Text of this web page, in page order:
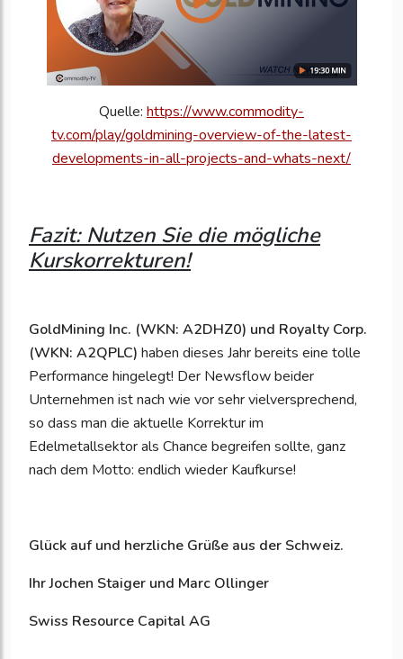
Quelle: https://www.commodity-
tv.com/play/goldmining-overview-of-the-latest-
developments-in-all-projects-and-whats-next/
Fazit: Nutzen Sie die mögliche
Kurskorrekturen!
GoldMining Inc. (WKN: A2DHZ0) und Royalty Corp.
(WKN: A2QPLC) haben dieses Jahr bereits eine tolle
Performance hingelegt! Der Newsflow beider
Unternehmen ist nach wie vor sehr vielversprechend,
so dass man die aktuelle Korrektur im
Edelmetallsektor als Chance begreifen sollte, ganz
nach dem Motto: endlich wieder Kaufkurse!
Glück auf und herzliche Grüße aus der Schweiz.
Ihr Jochen Staiger und Marc Ollinger
Swiss Resource Capital AG